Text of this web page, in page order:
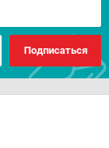
Подписаться